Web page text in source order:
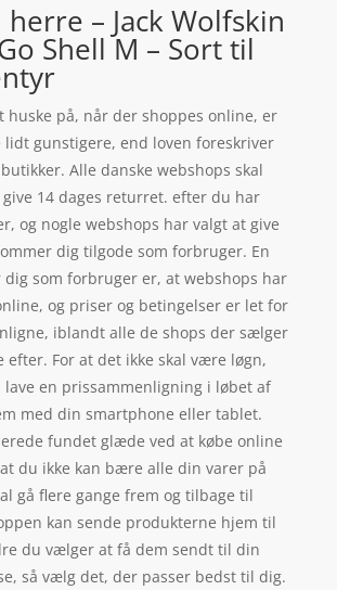
herre – Jack Wolfskin
Shell M – Sort til
huske på, når der shoppes online, er
lidt gunstigere, end loven foreskriver
Alle danske webshops skal
14 dages returret. efter du har
og nogle webshops har valgt at give
dig tilgode som forbruger. En
som forbruger er, at webshops har
og priser og betingelser er let for
iblandt alle de shops der sælger
efter. For at det ikke skal være løgn,
lave en prissammenligning i løbet af
med din smartphone eller tablet.
fundet glæde ved at købe online
du ikke kan bære alle din varer på
gå flere gange frem og tilbage til
kan sende produkterne hjem til
du vælger at få dem sendt til din
så vælg det, der passer bedst til dig.